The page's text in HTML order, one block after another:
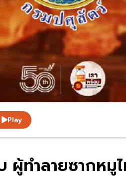
Play
ผู้ทำลายซากหมู